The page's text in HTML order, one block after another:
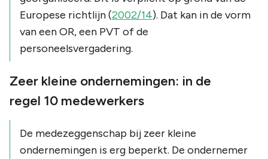
Europese richtlijn (2002/14). Dat kan in de vorm
van een OR, een PVT of de
personeelsvergadering.
Zeer kleine ondernemingen: in de
regel 10 medewerkers
De medezeggenschap bij zeer kleine
ondernemingen is erg beperkt. De ondernemer